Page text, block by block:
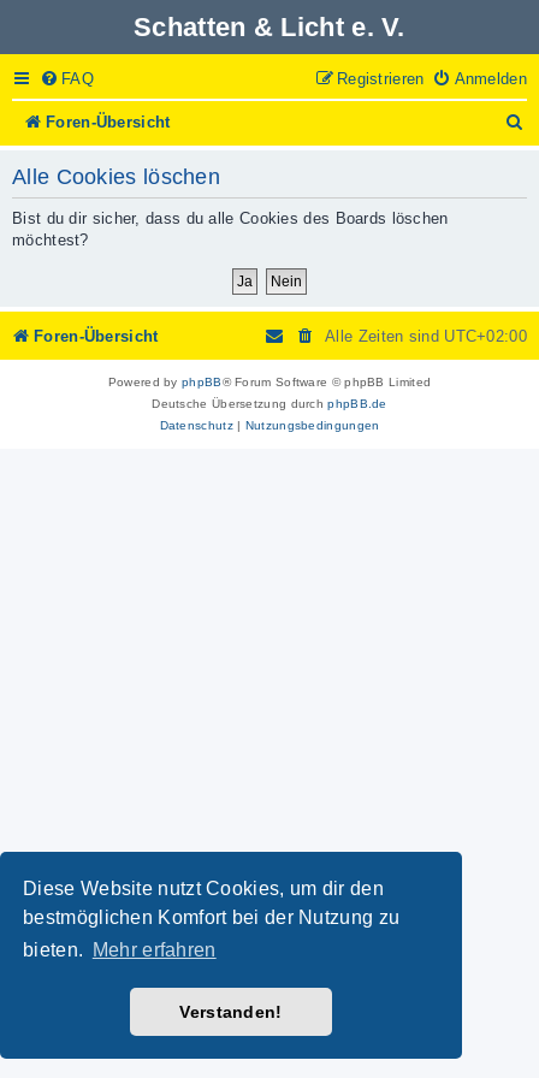
Diese Website nutzt Cookies, um dir den
bestmöglichen Komfort bei der Nutzung zu
bieten.
Mehr erfahren
Verstanden!
Schatten & Licht e. V.
FAQ Anmelden
Registrieren
Foren-Übersicht
u
Alle Cookies löschen
Bist du dir sicher, dass du alle Cookies des Boards löschen
möchtest?
Foren-Übersicht Alle Zeiten sind UTC+02:00
Powered byphpBB® Forum Software © phpBB Limited
Deutsche Übersetzung durchphpBB.de
Datenschutz| Nutzungsbedingungen